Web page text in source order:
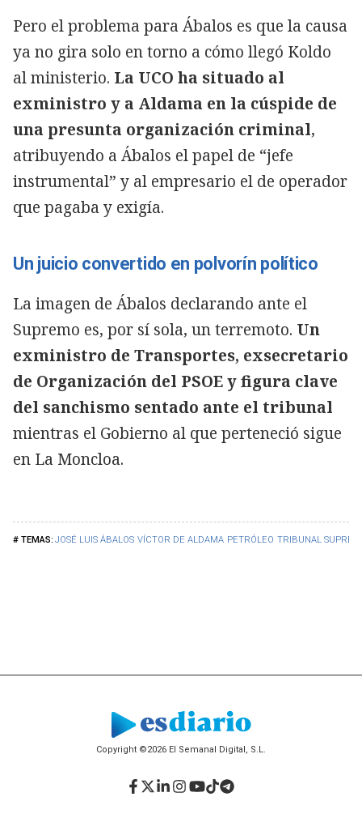
JOSÉ LUIS ÁBALOS VÍCTOR DE ALDAMA PETRÓLEO TRIBUNAL
Pero el problema para Ábalos es que la causa
ya no gira solo en torno a cómo llegó Koldo
al ministerio. La UCO ha situado al
exministro y a Aldama en la cúspide de
una presunta organización criminal,
atribuyendo a Ábalos el papel de “jefe
instrumental” y al empresario el de operador
que pagaba y exigía.
Un juicio convertido en polvorín político
La imagen de Ábalos declarando ante el
Supremo es, por sí sola, un terremoto. Un
exministro de Transportes, exsecretario
de Organización del PSOE y figura clave
del sanchismo sentado ante el tribunal
mientras el Gobierno al que perteneció sigue
en La Moncloa.
Copyright ©2026 El Semanal Digital, S.L.
Facebook
Twitter
LinkedIn
Instagram
YouTube
TikTok
Telegram